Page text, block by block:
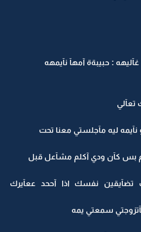
: حبيبةة آمهآ نآيمهه
تعآلي
ليه مآجلستي معنا تحت
بس كآن ودي آكلم مشآعل قبل
نفسك اذا آححد ععآيرك
سمعتي يمه